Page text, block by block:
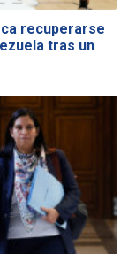
recuperarse
tras un